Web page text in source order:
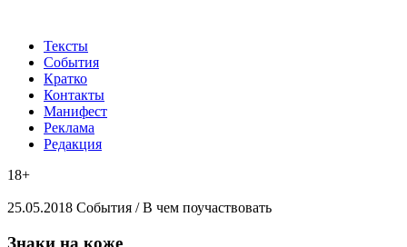
Тексты
События
Кратко
Контакты
Манифест
Реклама
Редакция
18+
25.05.2018 События /В чем поучаствовать
Знаки на коже